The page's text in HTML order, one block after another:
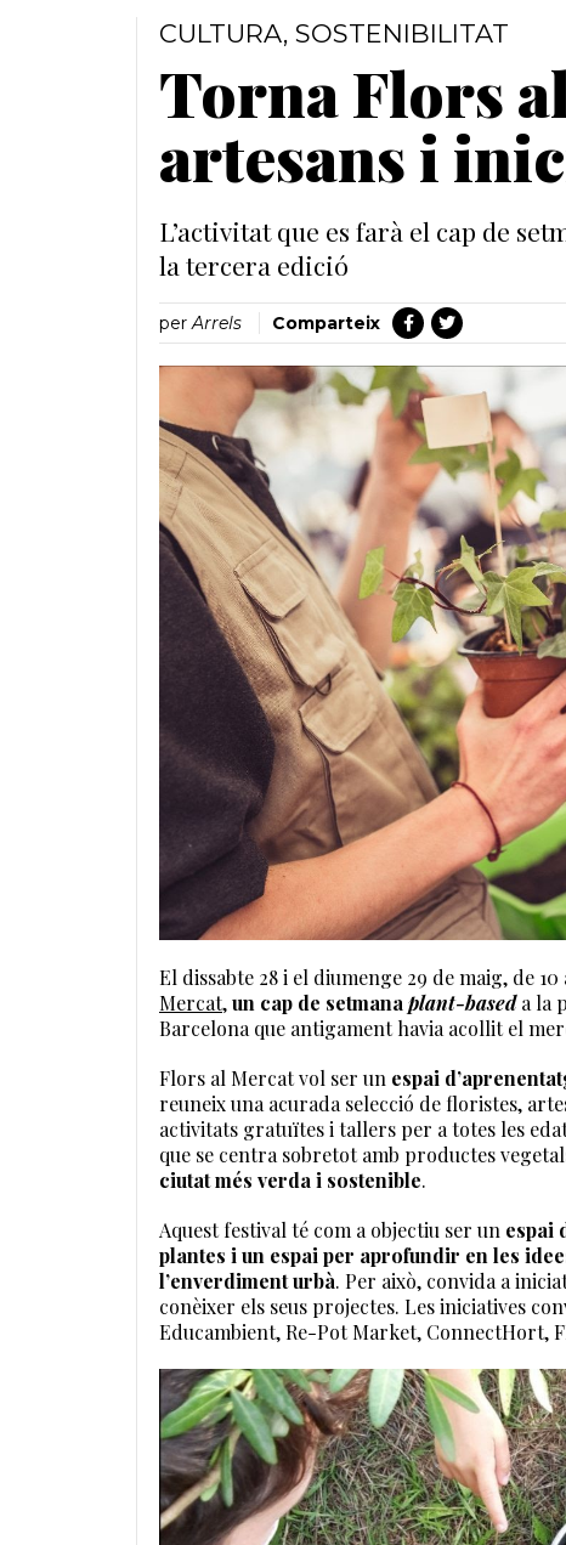
CULTURA, SOSTENIBILITAT
Torna Flors
artesans i
L’activitat que es farà el cap de
la tercera edició
perArrels Comparteix
El dissabte 28 i el diumenge 29 de maig, de
Mercat,un cap de setmanaplant-baseda la
Barcelona que antigament havia acollit el
Flors al Mercat vol ser un espai
reuneix una acurada selecció de floristes,
activitats gratuïtes i tallers per a totes les
que se centra sobretot amb productes
ciutat més verda i sostenible.
Aquest festival té com a objectiu ser un espai
plantes i un espai per aprofundir en les
l’enverdiment urbà. Per això, convida a
conèixer els seus projectes. Les iniciatives
Educambient, Re-Pot Market, ConnectHort,